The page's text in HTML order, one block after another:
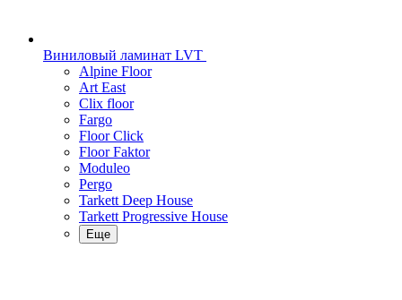
Виниловый ламинат LVT
Alpine Floor
Art East
Clix floor
Fargo
Floor Click
Floor Faktor
Moduleo
Pergo
Tarkett Deep House
Tarkett Progressive House
Еще